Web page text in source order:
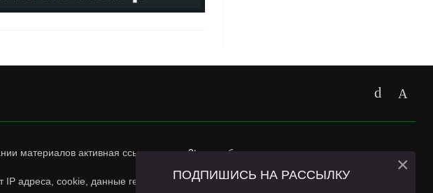
материалов активная ссылка наapp2top.ruобязательна.
IP адреса, cookie, данные геолокации Пользователей сайта и сервис «Яндекс
ПОДПИШИСЬ НА РАССЫЛКУ ×